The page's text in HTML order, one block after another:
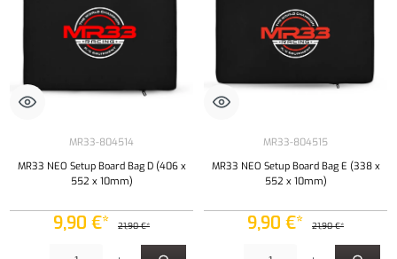
MR33-804514
MR33 NEO Setup Board Bag D (406 x
552 x 10mm)
9,90 €* 21,90 €*
MR33-804515
MR33 NEO Setup Board Bag E (338 x
552 x 10mm)
9,90 €* 21,90 €*